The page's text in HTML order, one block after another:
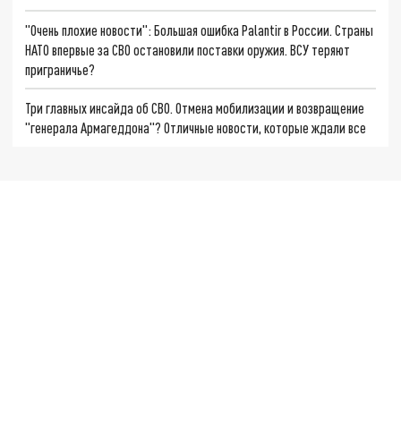
"Очень плохие новости": Большая ошибка Palantir в России. Страны
НАТО впервые за СВО остановили поставки оружия. ВСУ теряют
приграничье?
Три главных инсайда об СВО. Отмена мобилизации и возвращение
"генерала Армагеддона"? Отличные новости, которые ждали все